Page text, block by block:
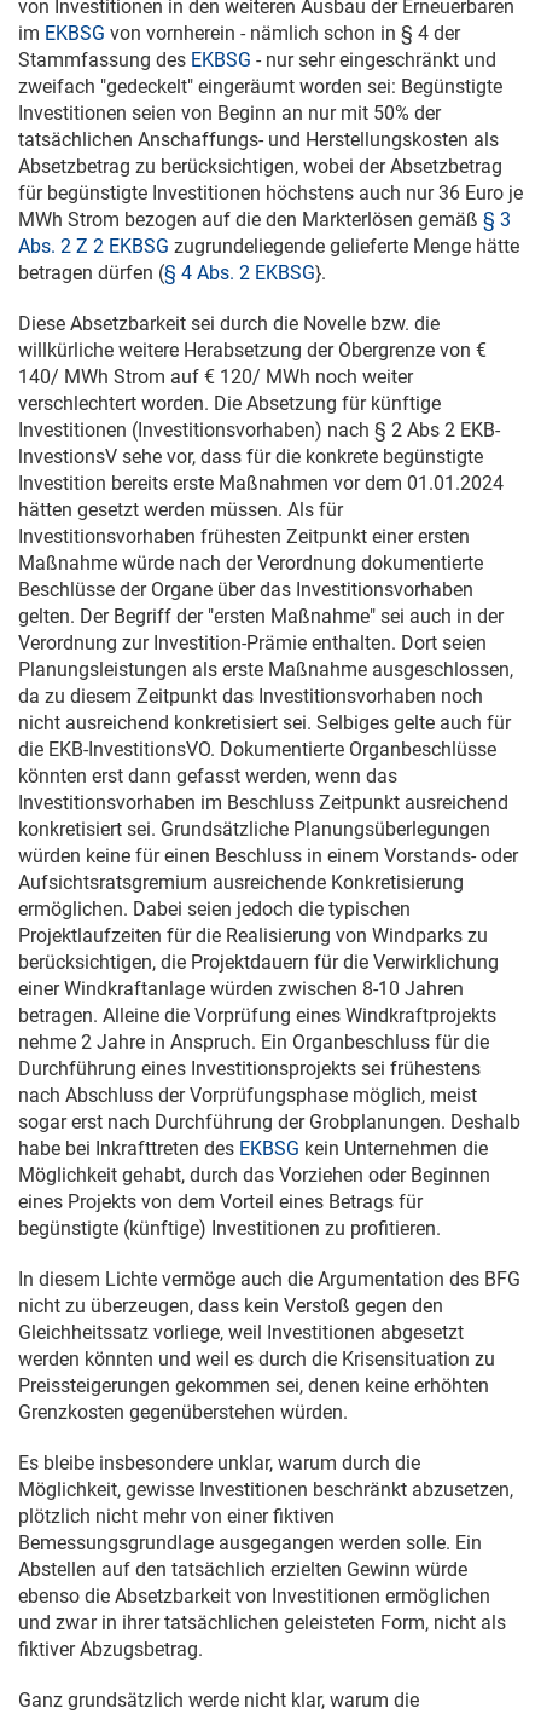
von Investitionen in den weiteren Ausbau der Erneuerbaren
im EKBSG von vornherein - nämlich schon in § 4 der
Stammfassung des EKBSG - nur sehr eingeschränkt und
zweifach "gedeckelt" eingeräumt worden sei: Begünstigte
Investitionen seien von Beginn an nur mit 50% der
tatsächlichen Anschaffungs- und Herstellungskosten als
Absetzbetrag zu berücksichtigen, wobei der Absetzbetrag
für begünstigte Investitionen höchstens auch nur 36 Euro je
MWh Strom bezogen auf die den Markterlösen gemäß § 3
Abs. 2 Z 2 EKBSG zugrundeliegende gelieferte Menge hätte
betragen dürfen (§ 4 Abs. 2 EKBSG}.
Diese Absetzbarkeit sei durch die Novelle bzw. die
willkürliche weitere Herabsetzung der Obergrenze von €
140/ MWh Strom auf € 120/ MWh noch weiter
verschlechtert worden. Die Absetzung für künftige
Investitionen (Investitionsvorhaben) nach § 2 Abs 2 EKB-
lnvestionsV sehe vor, dass für die konkrete begünstigte
Investition bereits erste Maßnahmen vor dem 01.01.2024
hätten gesetzt werden müssen. Als für
Investitionsvorhaben frühesten Zeitpunkt einer ersten
Maßnahme würde nach der Verordnung dokumentierte
Beschlüsse der Organe über das Investitionsvorhaben
gelten. Der Begriff der "ersten Maßnahme" sei auch in der
Verordnung zur Investition-Prämie enthalten. Dort seien
Planungsleistungen als erste Maßnahme ausgeschlossen,
da zu diesem Zeitpunkt das Investitionsvorhaben noch
nicht ausreichend konkretisiert sei. Selbiges gelte auch für
die EKB-InvestitionsVO. Dokumentierte Organbeschlüsse
könnten erst dann gefasst werden, wenn das
Investitionsvorhaben im Beschluss Zeitpunkt ausreichend
konkretisiert sei. Grundsätzliche Planungsüberlegungen
würden keine für einen Beschluss in einem Vorstands- oder
Aufsichtsratsgremium ausreichende Konkretisierung
ermöglichen. Dabei seien jedoch die typischen
Projektlaufzeiten für die Realisierung von Windparks zu
berücksichtigen, die Projektdauern für die Verwirklichung
einer Windkraftanlage würden zwischen 8-10 Jahren
betragen. Alleine die Vorprüfung eines Windkraftprojekts
nehme 2 Jahre in Anspruch. Ein Organbeschluss für die
Durchführung eines Investitionsprojekts sei frühestens
nach Abschluss der Vorprüfungsphase möglich, meist
sogar erst nach Durchführung der Grobplanungen. Deshalb
habe bei Inkrafttreten des EKBSG kein Unternehmen die
Möglichkeit gehabt, durch das Vorziehen oder Beginnen
eines Projekts von dem Vorteil eines Betrags für
begünstigte (künftige) Investitionen zu profitieren.
In diesem Lichte vermöge auch die Argumentation des BFG
nicht zu überzeugen, dass kein Verstoß gegen den
Gleichheitssatz vorliege, weil Investitionen abgesetzt
werden könnten und weil es durch die Krisensituation zu
Preissteigerungen gekommen sei, denen keine erhöhten
Grenzkosten gegenüberstehen würden.
Es bleibe insbesondere unklar, warum durch die
Möglichkeit, gewisse Investitionen beschränkt abzusetzen,
plötzlich nicht mehr von einer fiktiven
Bemessungsgrundlage ausgegangen werden solle. Ein
Abstellen auf den tatsächlich erzielten Gewinn würde
ebenso die Absetzbarkeit von Investitionen ermöglichen
und zwar in ihrer tatsächlichen geleisteten Form, nicht als
fiktiver Abzugsbetrag.
Ganz grundsätzlich werde nicht klar, warum die